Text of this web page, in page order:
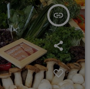
insert_link